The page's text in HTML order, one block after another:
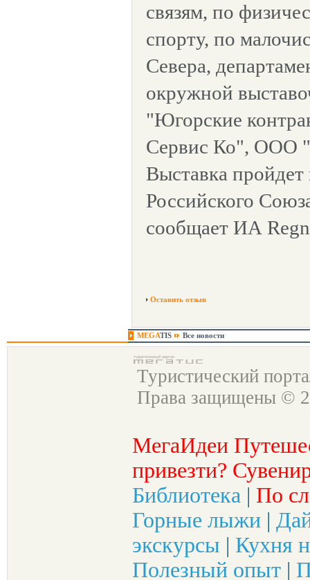
связям, по
спорту, по
Севера,
окружной
"Югорские
Сервис Ко", ООО
Выставка
Российского
сообщает ИА
Оставить отзыв
MEGATIS Все новости
Туристический
Права защищены ©
МегаИдеи
привезти?
Библиотека | По
Горные лыжи |
экскурсы | Кухня
Полезный опыт |